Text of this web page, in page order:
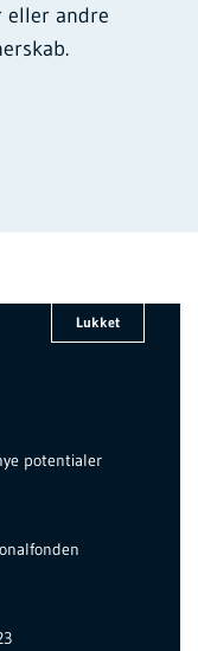
eller andre
Lukket
potentialer